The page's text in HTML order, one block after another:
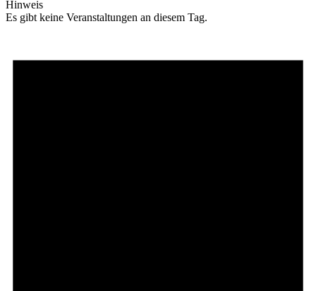
Hinweis
Es gibt keine Veranstaltungen an diesem Tag.